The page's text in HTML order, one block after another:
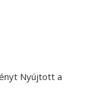
Nyújtott a